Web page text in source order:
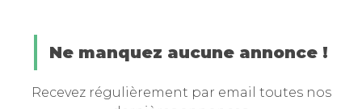
Ne manquez aucune annonce !
Recevez régulièrement par email toutes nos